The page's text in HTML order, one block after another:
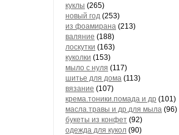
куклы (265)
новый год (253)
из фоамирана (213)
валяние (188)
лоскутки (163)
куколки (153)
мыло с нуля (117)
шитье для дома (113)
вязание (107)
крема.тоники.помада и др (101)
масла.травы и др.для мыла (96)
букеты из конфет (92)
одежда для кукол (90)